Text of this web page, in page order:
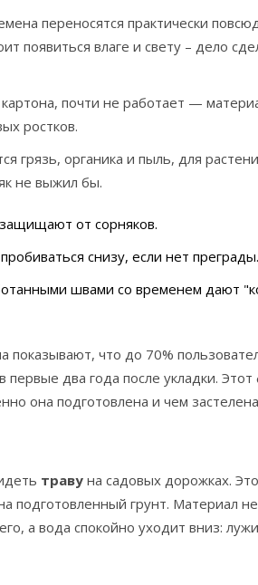
переносятся практически
появиться влаге и свету – дело
почти не работает —
ростков.
грязь, органика и пыль, для
не выжил бы.
от сорняков.
снизу, если нет преграды.
швами со временем дают
что до 70%
два года после укладки. Этот
она подготовлена и чем
траву на садовых дорожках.
подготовленный грунт. Материал не
а вода спокойно уходит вниз: